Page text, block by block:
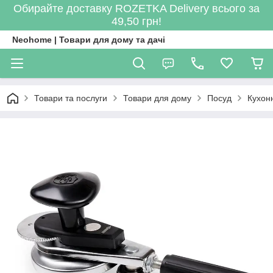
Обирайте доставку ROZETKA Delivery всього за
49,50 грн!
Neohome | Товари для дому та дачі
Товари та послуги Товари для дому Посуд